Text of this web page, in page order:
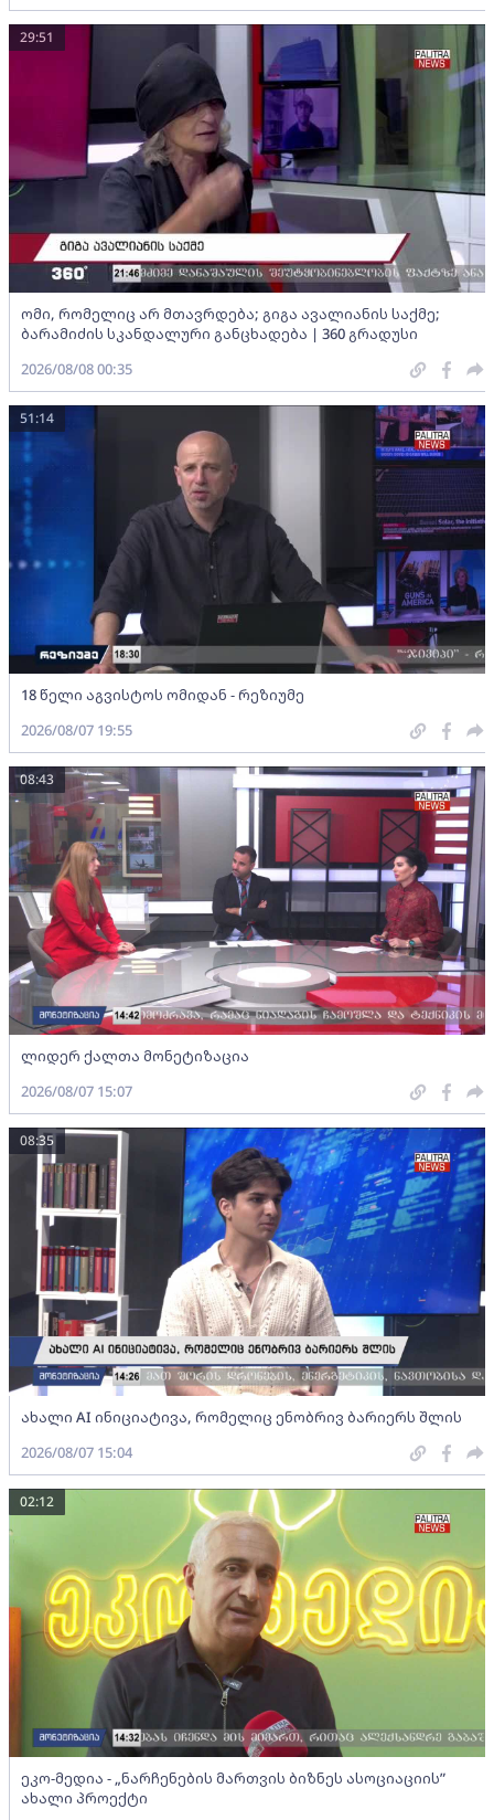
ომი, რომელიც არ მთავრდება; გიგა ავალიანის საქმე;
ბარამიძის სკანდალური განცხადება | 360 გრადუსი
29:51
2026/08/08 00:35
18 წელი აგვისტოს ომიდან - რეზიუმე
51:14
2026/08/07 19:55
ლიდერ ქალთა მონეტიზაცია
08:43
2026/08/07 15:07
ახალი AI ინიციატივა, რომელიც ენობრივ ბარიერს შლის
08:35
2026/08/07 15:04
ეკო-მედია - „ნარჩენების მართვის ბიზნეს ასოციაციის”
ახალი პროექტი
02:12